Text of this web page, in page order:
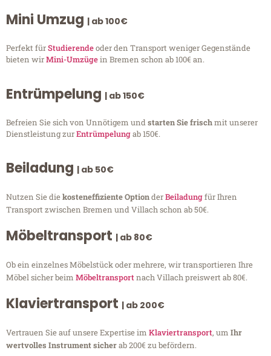
Mini Umzug | ab 100€
Perfekt fürStudierendeoder den Transport weniger Gegenstände
bieten wirMini-Umzügein Bremen schon ab 100€ an.
Entrümpelung | ab 150€
Befreien Sie sich von Unnötigem undstarten Sie frischmit unserer
Dienstleistung zurEntrümpelungab 150€.
Beiladung | ab 50€
Nutzen Sie diekosteneffiziente OptionderBeiladungfür Ihren
Transport zwischen Bremen und Villach schon ab 50€.
Möbeltransport | ab 80€
Ob ein einzelnes Möbelstück oder mehrere, wir transportieren Ihre
Möbel sicher beim Möbeltransportnach Villach preiswert ab 80€.
Klaviertransport | ab 200€
Vertrauen Sie auf unsere Expertise im Klaviertransport, um Ihr
wertvolles Instrument sicherab 200€ zu befördern.